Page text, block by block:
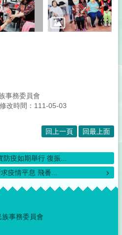
事務委員會
修改時間：111-05-03
回上一頁 回最上面
疫如期舉行 復振...
疫情平息 飛番...
事務委員會